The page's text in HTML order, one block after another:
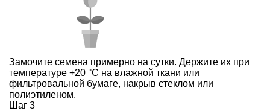
Замочите семена примерно на сутки. Держите их при
температуре +20 °С на влажной ткани или
фильтровальной бумаге, накрыв стеклом или
полиэтиленом.
Шаг 3